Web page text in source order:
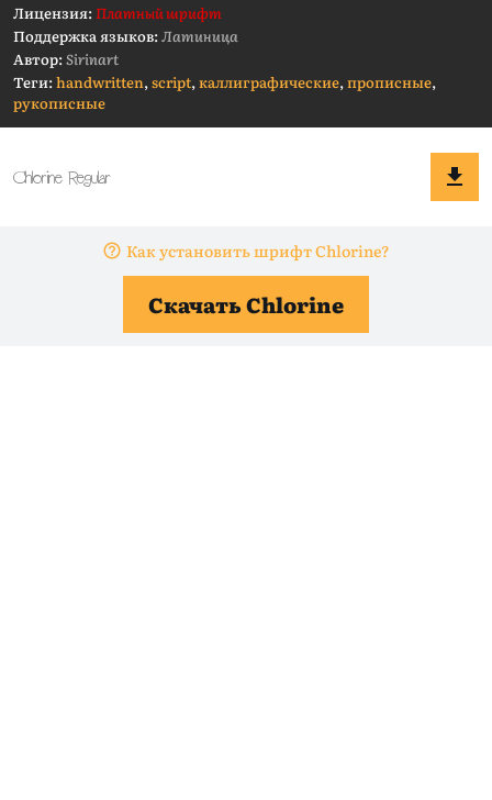
Лицензия: Платный шрифт
Поддержка языков:Латиница
Автор:Sirinart
Теги:handwritten, script, каллиграфические, прописные,
рукописные
Как установить шрифт Chlorine?
Скачать Chlorine